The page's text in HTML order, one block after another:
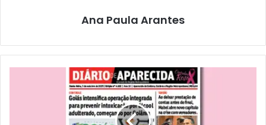
Ana Paula Arantes